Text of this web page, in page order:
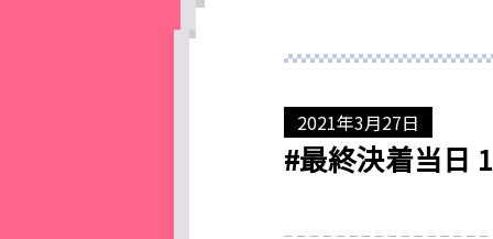
2021年3月27日
#最終決着当日